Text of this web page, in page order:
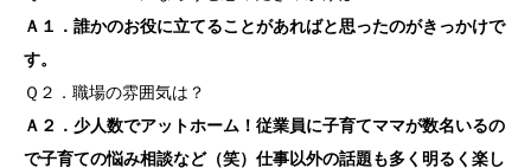
Ａ１．誰かのお役に立てることがあればと思ったのがきっかけで
す。
Ｑ２．職場の雰囲気は？
Ａ２．少人数でアットホーム！従業員に子育てママが数名いるの
で子育ての悩み相談など（笑）仕事以外の話題も多く明るく楽し